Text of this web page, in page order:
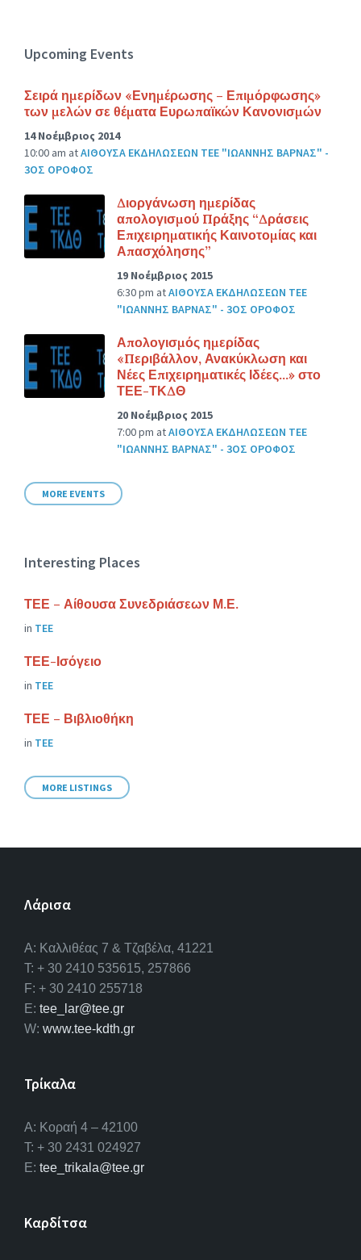
Upcoming Events
Σειρά ημερίδων «Ενημέρωσης – Επιμόρφωσης»
των μελών σε θέματα Ευρωπαϊκών Κανονισμών
14 Νοέμβριος 2014
10:00 am atΑΙΘΟΥΣΑ ΕΚΔΗΛΩΣΕΩΝ ΤΕΕ "ΙΩΑΝΝΗΣ ΒΑΡΝΑΣ" -
3ΟΣ ΟΡΟΦΟΣ
Διοργάνωση ημερίδας
απολογισμού Πράξης “Δράσεις
Επιχειρηματικής Καινοτομίας και
Απασχόλησης”
19 Νοέμβριος 2015
6:30 pm atΑΙΘΟΥΣΑ ΕΚΔΗΛΩΣΕΩΝ ΤΕΕ
"ΙΩΑΝΝΗΣ ΒΑΡΝΑΣ" - 3ΟΣ ΟΡΟΦΟΣ
Απολογισμός ημερίδας
«Περιβάλλον, Ανακύκλωση και
Νέες Επιχειρηματικές Ιδέες…» στο
ΤΕΕ-ΤΚΔΘ
20 Νοέμβριος 2015
7:00 pm atΑΙΘΟΥΣΑ ΕΚΔΗΛΩΣΕΩΝ ΤΕΕ
"ΙΩΑΝΝΗΣ ΒΑΡΝΑΣ" - 3ΟΣ ΟΡΟΦΟΣ
MORE EVENTS
Interesting Places
ΤΕΕ – Αίθουσα Συνεδριάσεων Μ.Ε.
in ΤΕΕ
ΤΕΕ-Ισόγειο
in ΤΕΕ
ΤΕΕ – Βιβλιοθήκη
in ΤΕΕ
MORE LISTINGS
Λάρισα
A: Καλλιθέας 7 & Τζαβέλα, 41221
T: + 30 2410 535615, 257866
F: + 30 2410 255718
E: tee_lar@tee.gr
W: www.tee-kdth.gr
Τρίκαλα
Α: Κοραή 4 – 42100
T: + 30 2431 024927
E: tee_trikala@tee.gr
Καρδίτσα